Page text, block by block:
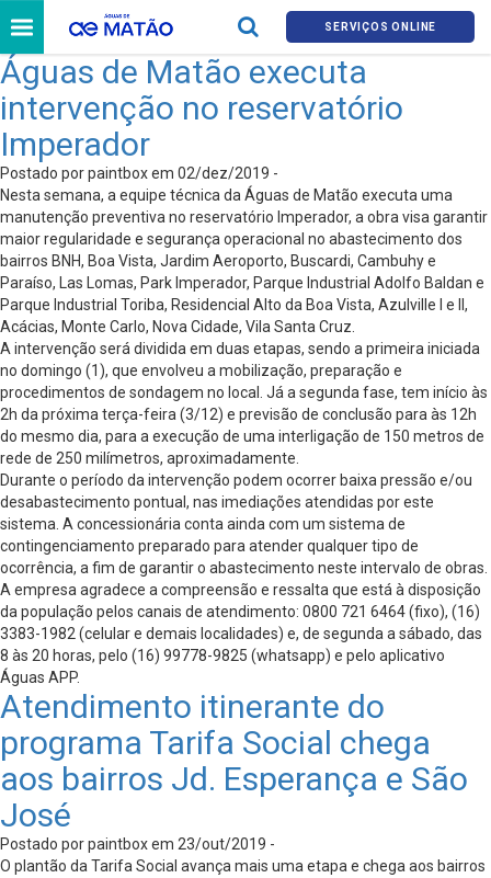
SERVIÇOS ONLINE
Águas de Matão executa
intervenção no reservatório
Imperador
Postado por paintbox em 02/dez/2019 -
Nesta semana, a equipe técnica da Águas de Matão executa uma
manutenção preventiva no reservatório Imperador, a obra visa garantir
maior regularidade e segurança operacional no abastecimento dos
bairros BNH, Boa Vista, Jardim Aeroporto, Buscardi, Cambuhy e
Paraíso, Las Lomas, Park Imperador, Parque Industrial Adolfo Baldan e
Parque Industrial Toriba, Residencial Alto da Boa Vista, Azulville I e II,
Acácias, Monte Carlo, Nova Cidade, Vila Santa Cruz.
A intervenção será dividida em duas etapas, sendo a primeira iniciada
no domingo (1), que envolveu a mobilização, preparação e
procedimentos de sondagem no local. Já a segunda fase, tem início às
2h da próxima terça-feira (3/12) e previsão de conclusão para às 12h
do mesmo dia, para a execução de uma interligação de 150 metros de
rede de 250 milímetros, aproximadamente.
Durante o período da intervenção podem ocorrer baixa pressão e/ou
desabastecimento pontual, nas imediações atendidas por este
sistema. A concessionária conta ainda com um sistema de
contingenciamento preparado para atender qualquer tipo de
ocorrência, a fim de garantir o abastecimento neste intervalo de obras.
A empresa agradece a compreensão e ressalta que está à disposição
da população pelos canais de atendimento: 0800 721 6464 (fixo), (16)
3383-1982 (celular e demais localidades) e, de segunda a sábado, das
8 às 20 horas, pelo (16) 99778-9825 (whatsapp) e pelo aplicativo
Águas APP.
Atendimento itinerante do
programa Tarifa Social chega
aos bairros Jd. Esperança e São
José
Postado por paintbox em 23/out/2019 -
O plantão da Tarifa Social avança mais uma etapa e chega aos bairros